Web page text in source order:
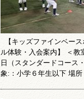
【キッズファインベー
ル体験・入会案内】 ＜教
日（スタンダードコース
象:：小学６年生以下 場所